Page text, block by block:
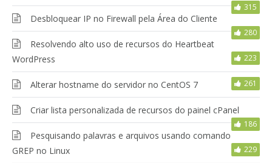
315
Desbloquear IP no Firewall pela Área do Cliente
280
Resolvendo alto uso de recursos do Heartbeat
WordPress
223
Alterar hostname do servidor no CentOS 7 261
Criar lista personalizada de recursos do painel cPanel
186
Pesquisando palavras e arquivos usando comando
GREP no Linux
229